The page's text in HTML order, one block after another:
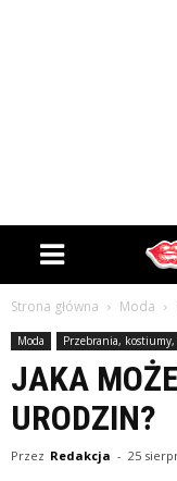
Strona główna Moda
Moda Przebrania, kostiumy,
JAKA
URODZIN?
Przez Redakcja - 25